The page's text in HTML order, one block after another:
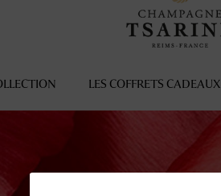
LES COFFRETS CADEAUX